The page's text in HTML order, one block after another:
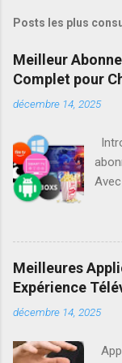
Posts les plus
Meilleur
Complet pour
décembre 14, 2025
Meilleures
Expérience
décembre 14, 2025